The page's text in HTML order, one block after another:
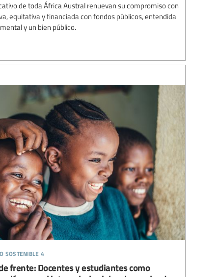
de toda África Austral renuevan su compromiso con
equitativa y financiada con fondos públicos, entendida
y un bien público.
sostenible 4
frente: Docentes y estudiantes como